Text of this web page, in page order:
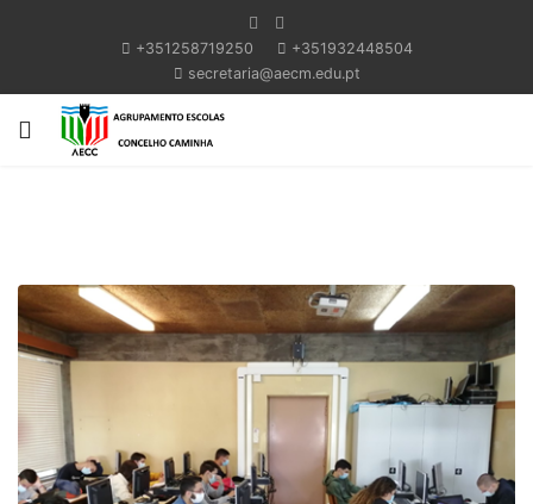
+351258719250
+351932448504
secretaria@aecm.edu.pt